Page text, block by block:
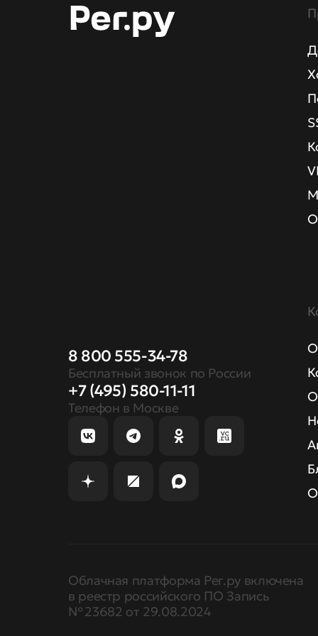
8 800 555-34-78
Бесплатный звонок по России
+7 (495) 580-11-11
Телефон в Москве
Облачная платформа Рег.ру включена
в реестр российского ПО Запись
№ 23682 от 29.08.2024